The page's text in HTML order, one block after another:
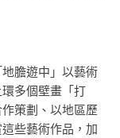
膽遊中」以藝術
多個壁畫「打
策劃、以地區歷
些藝術作品，加